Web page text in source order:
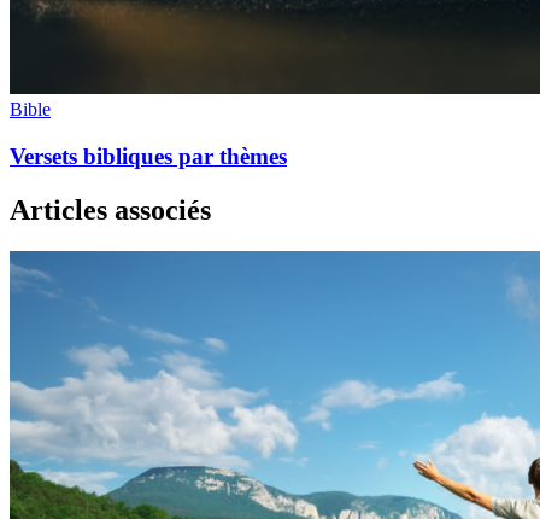
Bible
Versets bibliques par thèmes
Articles associés